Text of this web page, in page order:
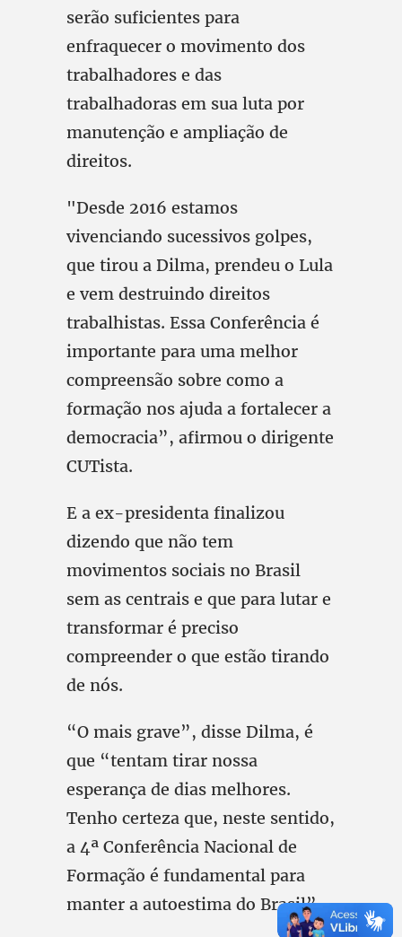
serão suficientes para
enfraquecer o movimento dos
trabalhadores e das
trabalhadoras em sua luta por
manutenção e ampliação de
direitos.
"Desde 2016 estamos
vivenciando sucessivos golpes,
que tirou a Dilma, prendeu o Lula
e vem destruindo direitos
trabalhistas. Essa Conferência é
importante para uma melhor
compreensão sobre como a
formação nos ajuda a fortalecer a
democracia”, afirmou o dirigente
CUTista.
E a ex-presidenta finalizou
dizendo que não tem
movimentos sociais no Brasil
sem as centrais e que para lutar e
transformar é preciso
compreender o que estão tirando
de nós.
“O mais grave”, disse Dilma, é
que “tentam tirar nossa
esperança de dias melhores.
Tenho certeza que, neste sentido,
a 4ª Conferência Nacional de
Formação é fundamental para
manter a autoestima do Brasil”.